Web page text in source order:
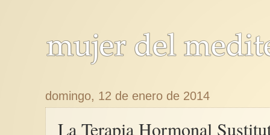
domingo, 12 de enero de 2014
La Terapia Hormonal